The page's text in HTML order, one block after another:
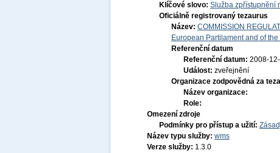
Klíčové slovo: Služba zpřístupnění
Oficiálně registrovaný tezaurus
Název: COMMISSION
European Partilament and of
Referenční datum
Referenční datum: 2008-
Událost: zveřejnění
Organizace zodpovědná za
Název organizace:
Role:
Omezení zdroje
Podmínky pro přístup a užití:
Název typu služby: wms
Verze služby: 1.3.0